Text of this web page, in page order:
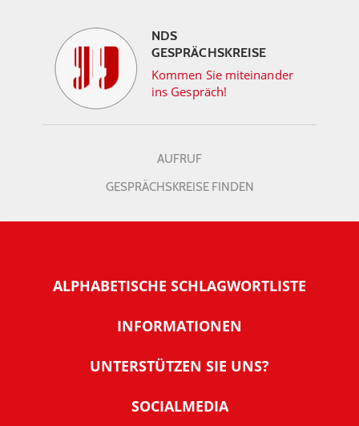
NDS
GESPRÄCHSKREISE
Kommen Sie miteinander
ins Gespräch!
AUFRUF
GESPRÄCHSKREISE FINDEN
ALPHABETISCHE SCHLAGWORTLISTE
INFORMATIONEN
Warum NachDenkSeiten
Tipps zur Nutzung der NachDenkSeiten
UNTERSTÜTZEN SIE UNS?
SOCIALMEDIA